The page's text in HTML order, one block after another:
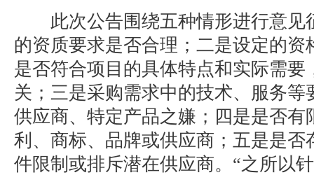
此次公告围绕五种情形进行意见
的资质要求是否合理；二是设定的资
是否符合项目的具体特点和实际需要
关；三是采购需求中的技术、服务等
供应商、特定产品之嫌；四是是否有
利、商标、品牌或供应商；五是是否
件限制或排斥潜在供应商。“之所以